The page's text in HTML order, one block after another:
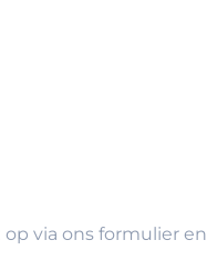
via ons formulier en